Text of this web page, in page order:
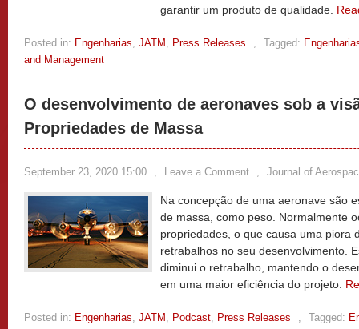
garantir um produto de qualidade.
Posted in: Engenharias, JATM , Press Releases , Tagged:
and Management
O desenvolvimento de aeronaves sob a
Propriedades de Massa
September 23, 2020 15:00 , Leave a Comment , Journal of
Na concepção de uma aeronave são
de massa, como peso. Normalmente
propriedades, o que causa uma piora
retrabalhos no seu desenvolvimento.
diminui o retrabalho, mantendo o
em uma maior eficiência do projeto.
Posted in: Engenharias, JATM , Podcast, Press Releases , Tagged: